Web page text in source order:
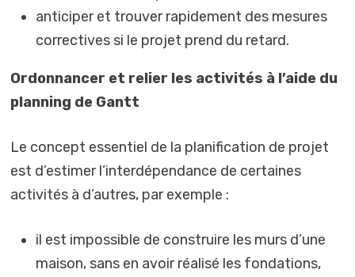
anticiper et trouver rapidement des mesures
correctives si le projet prend du retard.
Ordonnancer et relier les activités à l’aide du
planning de Gantt
Le concept essentiel de la planification de projet
est d’estimer l’interdépendance de certaines
activités à d’autres, par exemple :
il est impossible de construire les murs d’une
maison, sans en avoir réalisé les fondations,